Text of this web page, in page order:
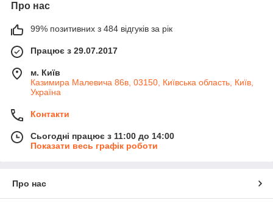
Про нас
99% позитивних з 484 відгуків за рік
Працює з 29.07.2017
м. Київ
Казимира Малевича 86в, 03150, Київська область, Київ,
Україна
Контакти
Сьогодні працює з 11:00 до 14:00
Показати весь графік роботи
Про нас